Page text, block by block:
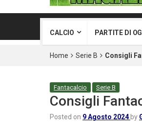
CALCIO PARTITE DI
Home Serie B Consigli
Fantacalcio Serie B
Consigli
Posted on 9 Agosto 2024 by